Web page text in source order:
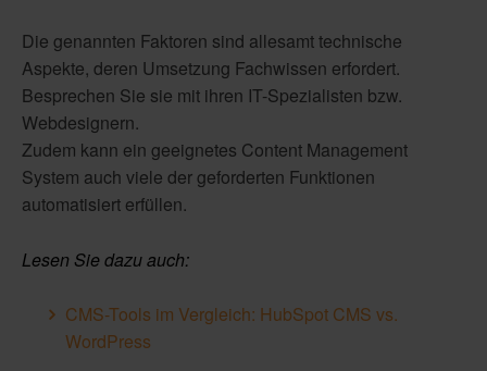
Die genannten Faktoren sind allesamt technische
Aspekte, deren Umsetzung Fachwissen erfordert.
Besprechen Sie sie mit ihren IT-Spezialisten bzw.
Webdesignern.
Zudem kann ein geeignetes Content Management
System auch viele der geforderten Funktionen
automatisiert erfüllen.
Lesen Sie dazu auch:
CMS-Tools im Vergleich: HubSpot CMS vs.
WordPress